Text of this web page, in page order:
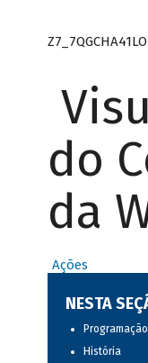
do
da
Ações
NESTA
Programação
História